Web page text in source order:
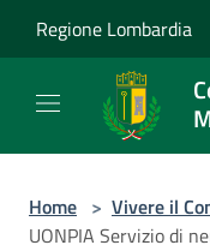
Regione Lombardia
Home > Vivere il
UONPIA Servizio di